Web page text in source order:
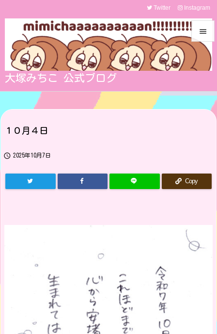
大塚みちこ 公式ブログ


メニュ
前へ
Twitter Instagram
１０月４日
 2025年10月7日
Copy